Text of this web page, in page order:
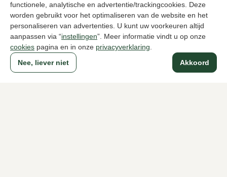
functionele, analytische en advertentie/trackingcookies. Deze
worden gebruikt voor het optimaliseren van de website en het
personaliseren van advertenties. U kunt uw voorkeuren altijd
aanpassen via “instellingen”. Meer informatie vindt u op onze
cookies pagina en in onze privacyverklaring
Akkoord
Nee, liever niet
Fabrizio Silenzi
Bruine brogues heren
379,95
Fabrizio
Zandkleur
379,95